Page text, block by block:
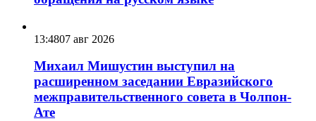
13:4807 авг 2026
Михаил Мишустин выступил на
расширенном заседании Евразийского
межправительственного совета в Чолпон-
Ате